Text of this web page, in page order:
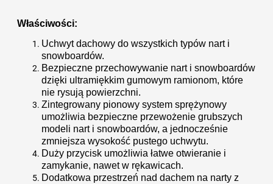
Właściwości:
Uchwyt dachowy do wszystkich typów nart i
snowboardów.
Bezpieczne przechowywanie nart i snowboardów
dzięki ultramiękkim gumowym ramionom, które
nie rysują powierzchni.
Zintegrowany pionowy system sprężynowy
umożliwia bezpieczne przewożenie grubszych
modeli nart i snowboardów, a jednocześnie
zmniejsza wysokość pustego uchwytu.
Duży przycisk umożliwia łatwe otwieranie i
zamykanie, nawet w rękawicach.
Dodatkowa przestrzeń nad dachem na narty z